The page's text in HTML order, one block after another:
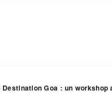
›Destination Goa : un workshop